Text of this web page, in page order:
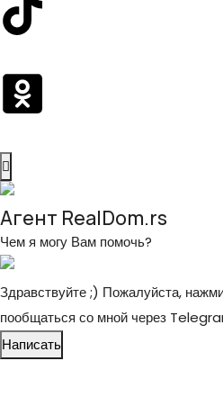
Агент RealDom.rs
Чем я могу Вам помочь?
Здравствуйте ;) Пожалуйста,
пообщаться со мной через
Написать